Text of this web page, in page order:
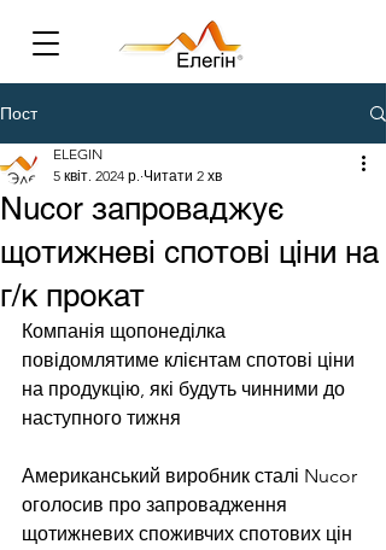
Пост
Nucor запроваджує
щотижневі спотові ціни на
г/к прокат
ELEGIN
5 квіт. 2024 р. Читати 2 хв
Компанія щопонеділка
повідомлятиме клієнтам спотові ціни
на продукцію, які будуть чинними до
наступного тижня
Американський виробник сталі Nucor
оголосив про запровадження
щотижневих споживчих спотових цін